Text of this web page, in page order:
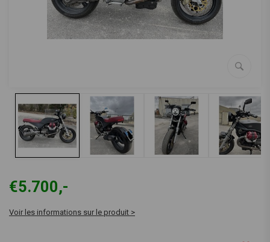
€5.700,-
Voir les informations sur le produit >